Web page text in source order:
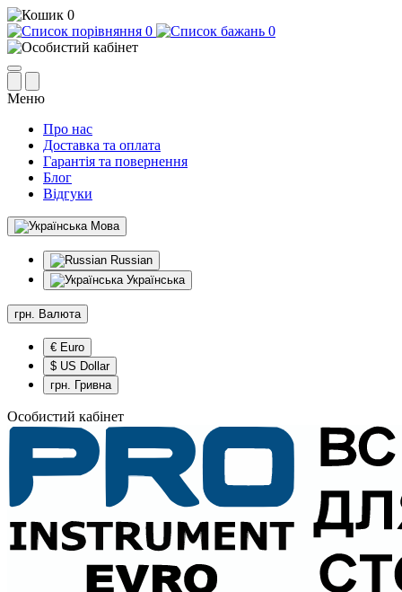
0
0
0
Меню
Про нас
Доставка та оплата
Гарантія та повернення
Блог
Відгуки
Мова
Russian
Українська
грн. Валюта
€ Euro
$ US Dollar
грн. Гривна
Особистий кабінет